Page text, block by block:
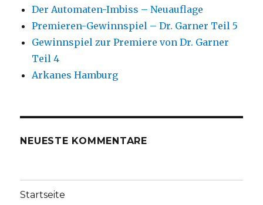
Der Automaten-Imbiss – Neuauflage
Premieren-Gewinnspiel – Dr. Garner Teil 5
Gewinnspiel zur Premiere von Dr. Garner
Teil 4
Arkanes Hamburg
NEUESTE KOMMENTARE
Startseite